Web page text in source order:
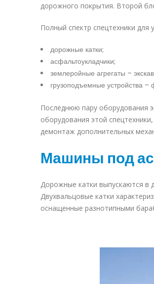
дорожного покрытия. Второй
Полный спектр спецтехники
дорожные катки;
асфальтоукладчики;
землеройные агрегаты –
грузоподъемные устройства –
Последнюю пару оборудования
оборудования этой
демонтаж дополнительных
Машины под
Дорожные катки выпускаются в
Двухвальцовые катки
оснащенные разнотипными